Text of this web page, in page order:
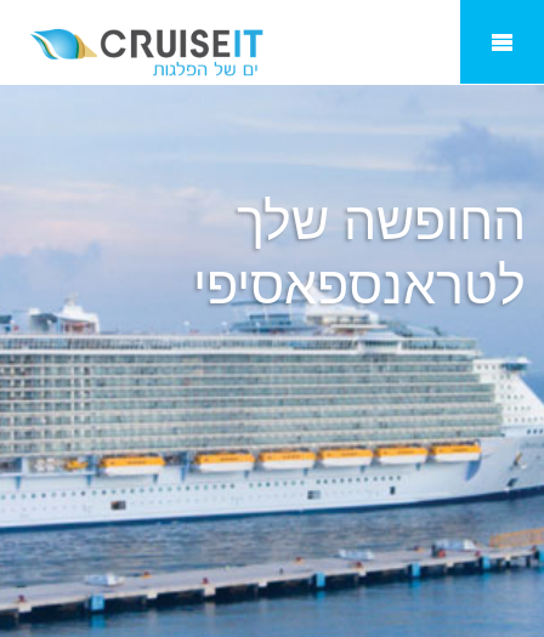
טראנספאסיפי
החופשה שלך
לטראנספאסיפי